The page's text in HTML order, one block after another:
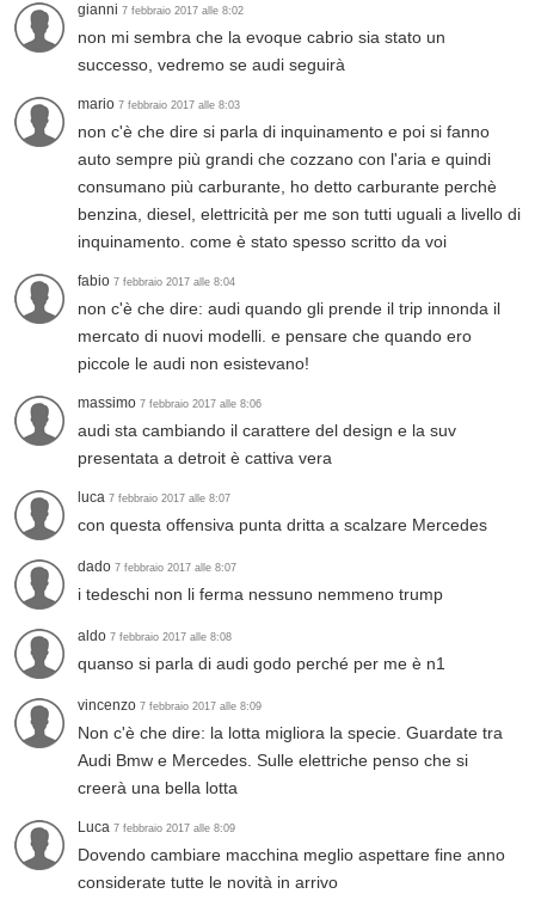
gianni 7 febbraio 2017 alle 8:02
non mi sembra che la evoque cabrio sia stato un
successo, vedremo se audi seguirà
mario 7 febbraio 2017 alle 8:03
non c'è che dire si parla di inquinamento e poi si fanno
auto sempre più grandi che cozzano con l'aria e quindi
consumano più carburante, ho detto carburante perchè
benzina, diesel, elettricità per me son tutti uguali a livello di
inquinamento. come è stato spesso scritto da voi
fabio 7 febbraio 2017 alle 8:04
non c'è che dire: audi quando gli prende il trip innonda il
mercato di nuovi modelli. e pensare che quando ero
piccole le audi non esistevano!
massimo 7 febbraio 2017 alle 8:06
audi sta cambiando il carattere del design e la suv
presentata a detroit è cattiva vera
luca 7 febbraio 2017 alle 8:07
con questa offensiva punta dritta a scalzare Mercedes
dado 7 febbraio 2017 alle 8:07
i tedeschi non li ferma nessuno nemmeno trump
aldo 7 febbraio 2017 alle 8:08
quanso si parla di audi godo perché per me è n1
vincenzo 7 febbraio 2017 alle 8:09
Non c'è che dire: la lotta migliora la specie. Guardate tra
Audi Bmw e Mercedes. Sulle elettriche penso che si
creerà una bella lotta
Luca 7 febbraio 2017 alle 8:09
Dovendo cambiare macchina meglio aspettare fine anno
considerate tutte le novità in arrivo